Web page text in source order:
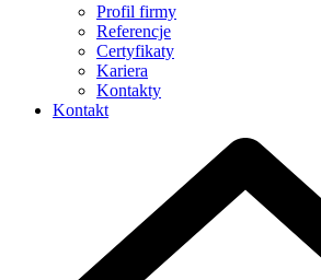
Profil firmy
Referencje
Certyfikaty
Kariera
Kontakty
Kontakt